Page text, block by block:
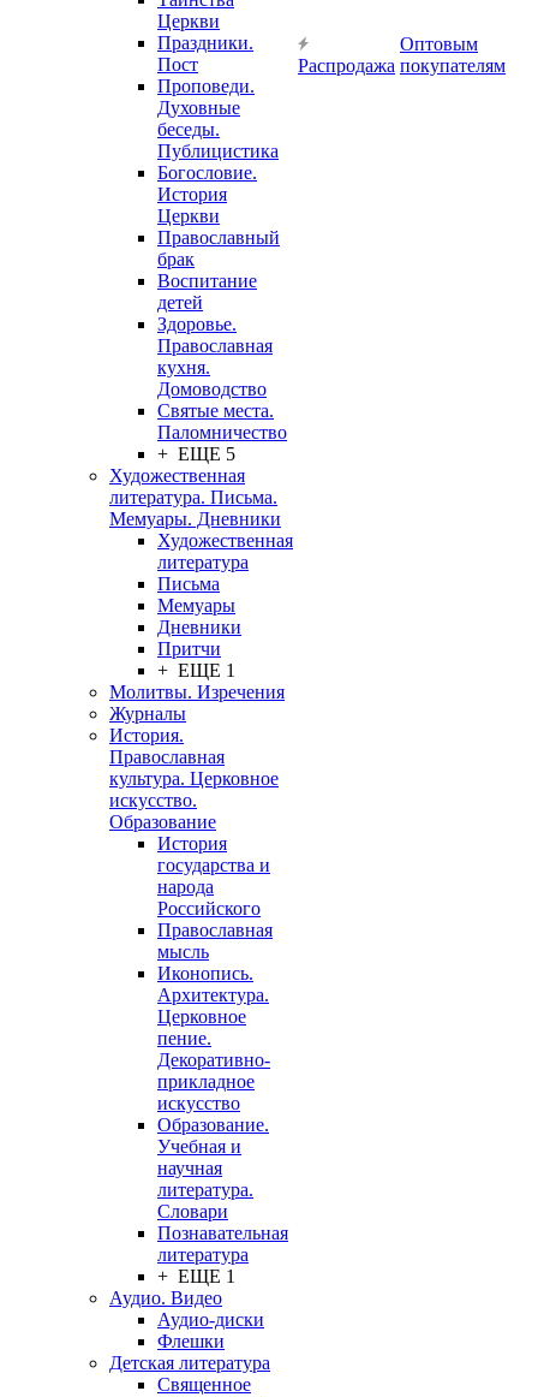
Церкви
Праздники.
Пост
Проповеди.
Духовные
беседы.
Публицистика
Богословие.
История
Церкви
Православный
брак
Воспитание
детей
Здоровье.
Православная
кухня.
Домоводство
Святые места.
Паломничество
+ ЕЩЕ 5
Художественная
литература. Письма.
Мемуары. Дневники
Художественная
литература
Письма
Мемуары
Дневники
Притчи
+ ЕЩЕ 1
Молитвы. Изречения
Журналы
История.
Православная
культура. Церковное
искусство.
Образование
История
государства и
народа
Российского
Православная
мысль
Иконопись.
Архитектура.
Церковное
пение.
Декоративно-
прикладное
искусство
Образование.
Учебная и
научная
литература.
Словари
Познавательная
литература
+ ЕЩЕ 1
Аудио. Видео
Аудио-диски
Флешки
Детская литература
Священное
Распродажа
Оптовым
покупателям